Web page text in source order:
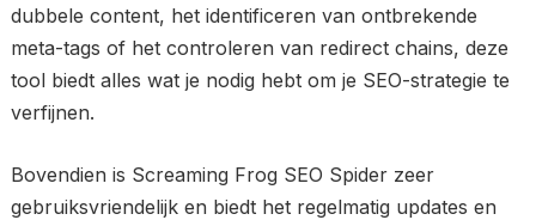
dubbele content, het identificeren van ontbrekende
meta-tags of het controleren van redirect chains, deze
tool biedt alles wat je nodig hebt om je SEO-strategie te
verfijnen.
Bovendien is Screaming Frog SEO Spider zeer
gebruiksvriendelijk en biedt het regelmatig updates en